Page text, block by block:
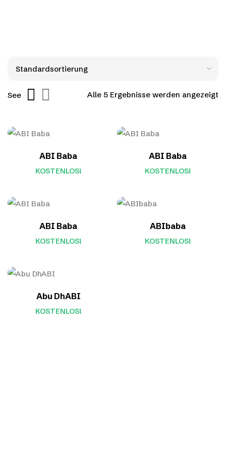
Alle 5 Ergebnisse werden angezeigt
See
ABI Baba
KOSTENLOS!
ABI Baba
KOSTENLOS!
ABI Baba
KOSTENLOS!
ABIbaba
KOSTENLOS!
Abu DhABI
KOSTENLOS!